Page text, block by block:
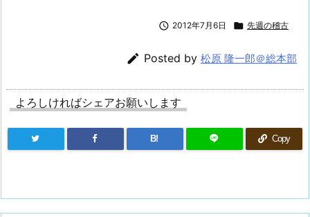
 2012年7月6日  先週の稽古
 Posted by 松原 隆一郎＠総本部
よろしければシェアお願いします
B! Copy